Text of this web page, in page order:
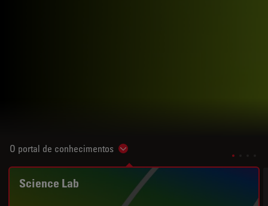
O portal de conhecimentos Show subnavigation
Science Lab